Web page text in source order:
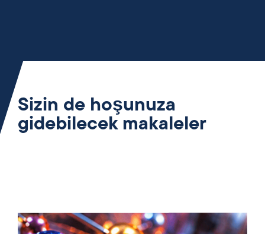
Sizin de hoşunuza
gidebilecek makaleler